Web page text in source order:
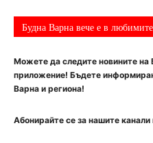
Будна Варна вече е в
Можете да следите новините на
приложение! Бъдете
Варна и региона!
Абонирайте се за нашите